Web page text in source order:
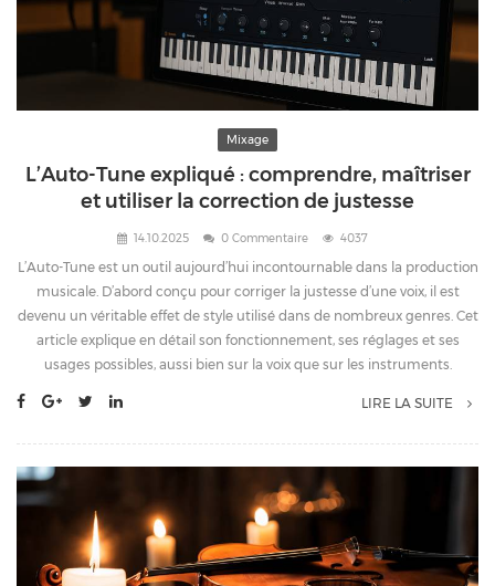
Mixage
L’Auto-Tune expliqué : comprendre, maîtriser
et utiliser la correction de justesse
14.10.2025 0 Commentaire 4037
L’Auto-Tune est un outil aujourd’hui incontournable dans la production
musicale. D’abord conçu pour corriger la justesse d’une voix, il est
devenu un véritable effet de style utilisé dans de nombreux genres. Cet
article explique en détail son fonctionnement, ses réglages et ses
usages possibles, aussi bien sur la voix que sur les instruments.
LIRE LA SUITE